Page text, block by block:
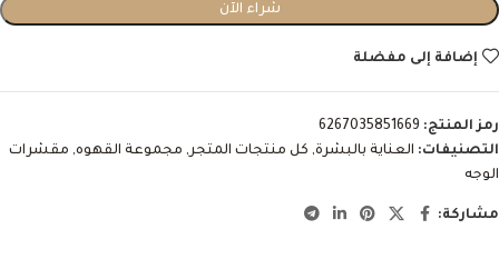
شراء الآن
إضافة إلى مفضلة
رمز المنتج: 6267035851669
التصنيفات: العناية بالبشرة, كل منتجات المتجر, مجموعة القهوه, مقشرات
الوجه
مشاركة: